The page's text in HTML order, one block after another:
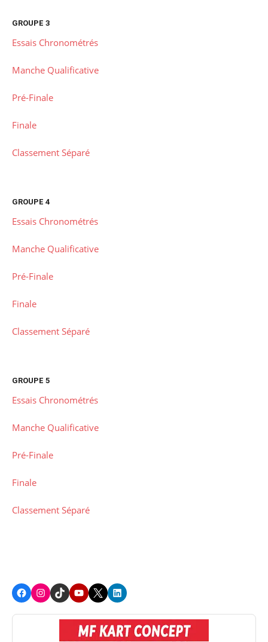
GROUPE 3
Essais Chronométrés
Manche Qualificative
Pré-Finale
Finale
Classement Séparé
GROUPE 4
Essais Chronométrés
Manche Qualificative
Pré-Finale
Finale
Classement Séparé
GROUPE 5
Essais Chronométrés
Manche Qualificative
Pré-Finale
Finale
Classement Séparé
FacebookInstagram
TikTokYoutube
X LinkedIn